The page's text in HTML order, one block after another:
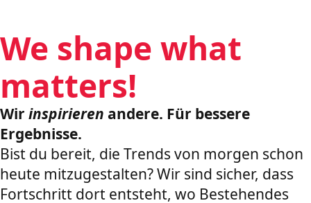
We shape what
matters!
Wir inspirieren andere. Für bessere
Ergebnisse.
Bist du bereit, die Trends von morgen schon
heute mitzugestalten? Wir sind sicher, dass
Fortschritt dort entsteht, wo Bestehendes